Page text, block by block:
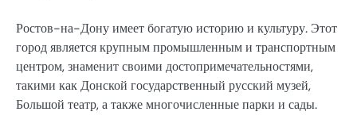
Ростов-на-Дону имеет богатую историю и культуру. Этот
город является крупным промышленным и транспортным
центром, знаменит своими достопримечательностями,
такими как Донской государственный русский музей,
Большой театр, а также многочисленные парки и сады.